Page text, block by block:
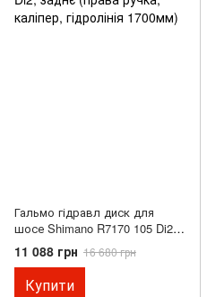
Гальмо гідравл диск для
шосе Shimano R7170 105 Di2,
заднє (права ручка, каліпер,
гідролінія 1700мм)
11 088 грн 16 680 грн
Купити